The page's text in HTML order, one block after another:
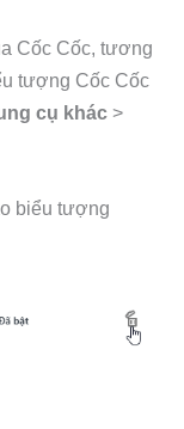
Cốc Cốc, tương
tượng Cốc Cốc
cụ khác >
biểu tượng